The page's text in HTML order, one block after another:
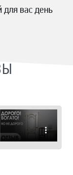
для вас день